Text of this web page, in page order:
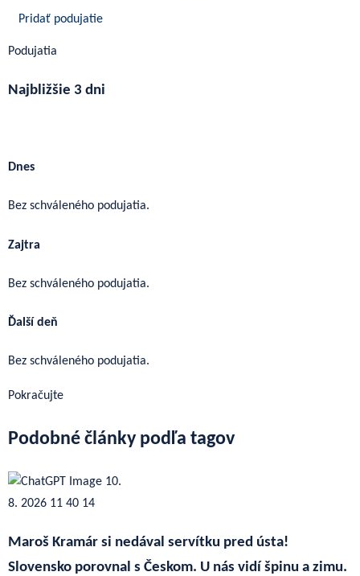
Pridať podujatie
Podujatia
Najbližšie 3 dni
Dnes
Bez schváleného podujatia.
Zajtra
Bez schváleného podujatia.
Ďalší deň
Bez schváleného podujatia.
Pokračujte
Podobné články podľa tagov
Maroš Kramár si nedával servítku pred ústa!
Slovensko porovnal s Českom. U nás vidí špinu a zimu.